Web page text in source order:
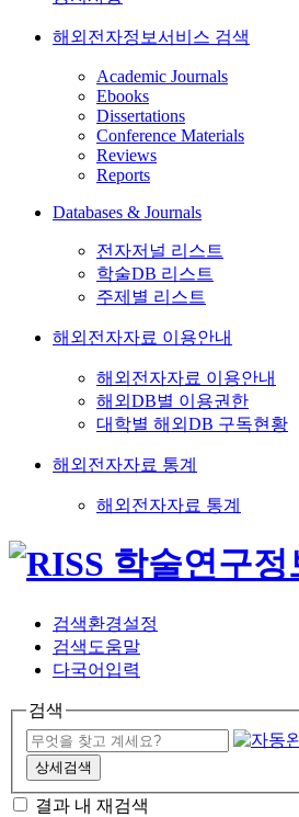
해외전자정보서비스 검색
Academic Journals
Ebooks
Dissertations
Conference Materials
Reviews
Reports
Databases & Journals
전자저널 리스트
학술DB 리스트
주제별 리스트
해외전자자료 이용안내
해외전자자료 이용안내
해외DB별 이용권한
대학별 해외DB 구독현황
해외전자자료 통계
해외전자자료 통계
검색환경설정
검색도움말
다국어입력
검색
상세검색
결과 내 재검색